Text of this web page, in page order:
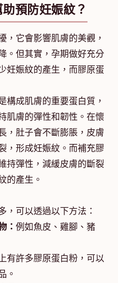
預防妊娠紋？
，它會影響肌膚的美觀，
。但其實，孕期做好充分
妊娠紋的產生，而膠原蛋
構成肌膚的重要蛋白質，
肌膚的彈性和韌性。在懷
，肚子會不斷膨脹，皮膚
，形成妊娠紋。而補充膠
持彈性，減緩皮膚的斷裂
的產生。
，可以透過以下方法：
： 例如魚皮、雞腳、豬
有許多膠原蛋白粉，可以
。